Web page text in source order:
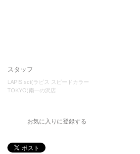
スタッフ
LAPIS.sct(ラピス スピードカラー
TOKYO)南一の沢店
お気に入りに登録する